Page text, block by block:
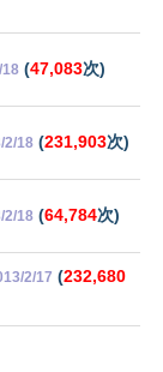
18 (47,083次)
2/18 (231,903次)
2/18 (64,784次)
2/17 (232,680